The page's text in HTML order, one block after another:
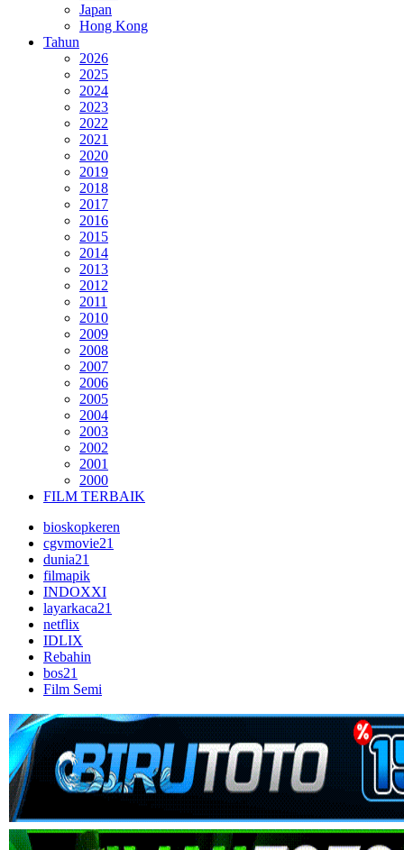
Japan
Hong Kong
Tahun
2026
2025
2024
2023
2022
2021
2020
2019
2018
2017
2016
2015
2014
2013
2012
2011
2010
2009
2008
2007
2006
2005
2004
2003
2002
2001
2000
FILM TERBAIK
bioskopkeren
cgvmovie21
dunia21
filmapik
INDOXXI
layarkaca21
netflix
IDLIX
Rebahin
bos21
Film Semi